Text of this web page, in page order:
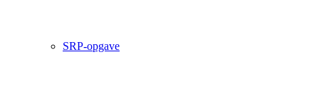
SRP-opgave